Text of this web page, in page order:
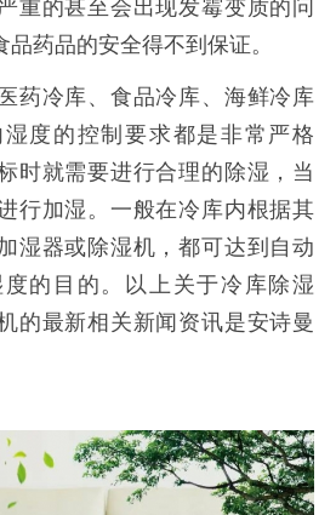
重的甚至会出现发霉变质的问
药品的安全得不到保证。
冷库、食品冷库、海鲜冷库
度的控制要求都是非常严格
时就需要进行合理的除湿，当
行加湿。一般在冷库内根据其
湿器或除湿机，都可达到自动
的目的。以上关于冷库除湿
的最新相关新闻资讯是安诗曼